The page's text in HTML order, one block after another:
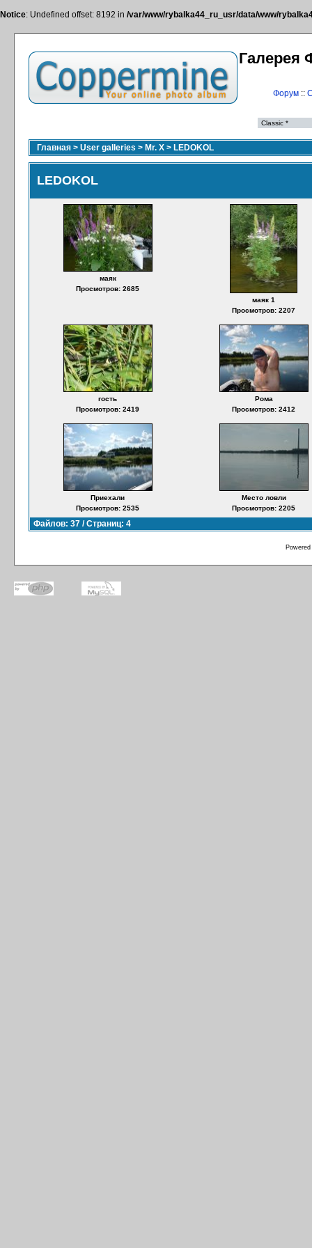
Notice: Undefined offset: 8192 in /var/www/rybalka44_ru_usr/data/www/
Галерея
Форум::
Главная > User galleries > Mr. X > LEDOKOL
LEDOKOL
маяк
Просмотров: 2685
маяк 1
Просмотров: 2207
гость
Просмотров: 2419
Рома
Просмотров: 2412
Приехали
Просмотров: 2535
Место ловли
Просмотров: 2205
Файлов: 37 / Страниц: 4